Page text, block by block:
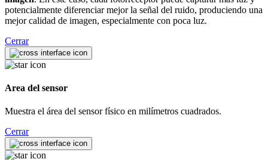
potencialmente diferenciar mejor la señal del ruido, produciendo una
mejor calidad de imagen, especialmente con poca luz.
Cerrar
Area del sensor
Muestra el área del sensor físico en milímetros cuadrados.
Cerrar